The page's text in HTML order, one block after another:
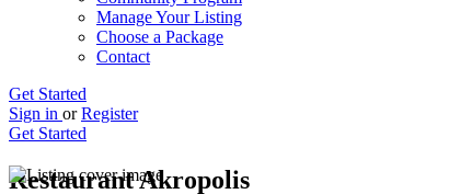
Manage Your Listing
Choose a Package
Contact
Get Started
Sign in or Register
Get Started
Restaurant Akropolis